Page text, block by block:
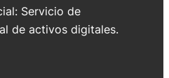
Servicio de
de activos digitales.